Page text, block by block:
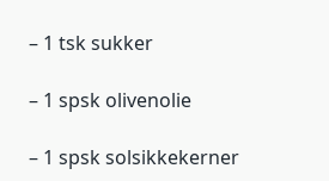
– 1 tsk sukker
– 1 spsk olivenolie
– 1 spsk solsikkekerner